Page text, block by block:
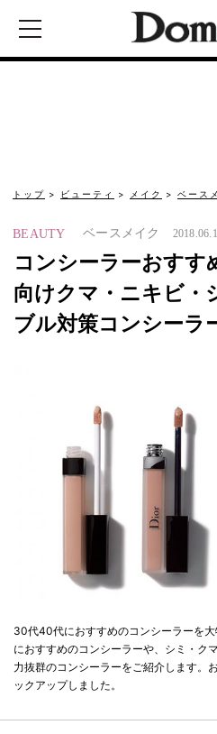
トップ ビューティ メイク ベース
BEAUTY ベースメイク
コンシーラーおすす
向けクマ・ニキビ・
ブル対策コンシーラ
30代40代におすすめのコンシーラーを
におすすめのコンシーラーや、シミ・ク
力抜群のコンシーラーをご紹介します。
ックアップしました。